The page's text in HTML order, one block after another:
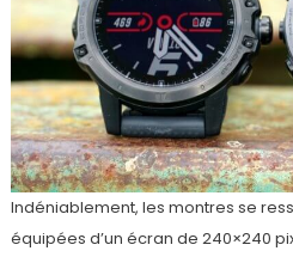
Indéniablement, les montres se
équipées d’un écran de 240×240